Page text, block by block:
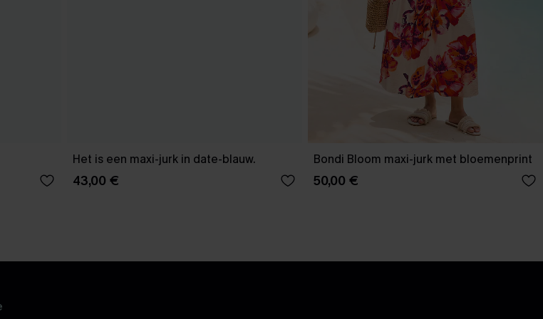
Het is een maxi-jurk in date-blauw.
43,00 €
Bondi Bloom maxi-jurk met bloemenprint
50,00 €